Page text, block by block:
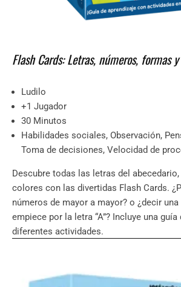
Flash Cards: Letras, números, formas
Ludilo
+1 Jugador
30 Minutos
Habilidades sociales, Observación,
Toma de decisiones, Velocidad de
Descubre todas las letras del
colores con las divertidas Flash Cards.
números de mayor a mayor? o ¿decir
empiece por la letra “A”? Incluye una
diferentes actividades.